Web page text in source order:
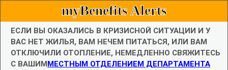
myBenefits Alerts
ЕСЛИ ВЫ ОКАЗАЛИСЬ В КРИЗИСНОЙ СИТУАЦИИ И У
ВАС НЕТ ЖИЛЬЯ, ВАМ НЕЧЕМ ПИТАТЬСЯ, ИЛИ ВАМ
ОТКЛЮЧИЛИ ОТОПЛЕНИЕ, НЕМЕДЛЕННО СВЯЖИТЕСЬ
С ВАШИММЕСТНЫМ ОТДЕЛЕНИЕМ ДЕПАРТАМЕНТА